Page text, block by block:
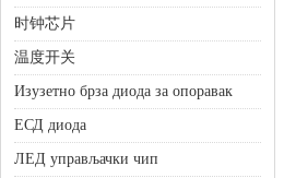
时钟芯片
温度开关
Изузетно брза диода за опоравак
ЕСД диода
ЛЕД управљачки чип